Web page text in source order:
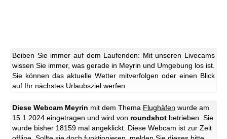
Beiben Sie immer auf dem Laufenden: Mit unseren Livecams
wissen Sie immer, was gerade in Meyrin und Umgebung los ist.
Sie können das aktuelle Wetter mitverfolgen oder einen Blick
auf Ihr nächstes Urlaubsziel werfen.
Diese Webcam Meyrin mit dem Thema Flughäfen wurde am
15.1.2024 eingetragen und wird von roundshot betrieben. Sie
wurde bisher 18159 mal angeklickt. Diese Webcam ist zur Zeit